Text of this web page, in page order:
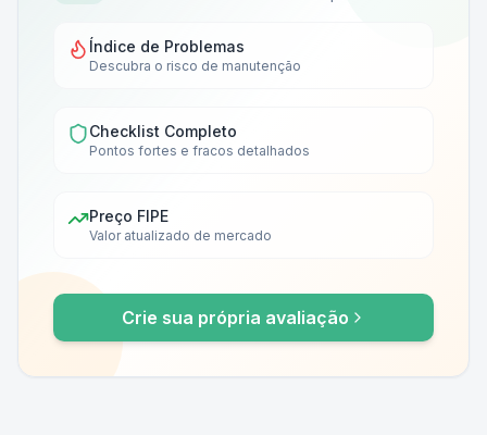
Índice de Problemas
Descubra o risco de manutenção
Checklist Completo
Pontos fortes e fracos detalhados
Preço FIPE
Valor atualizado de mercado
Crie sua própria avaliação